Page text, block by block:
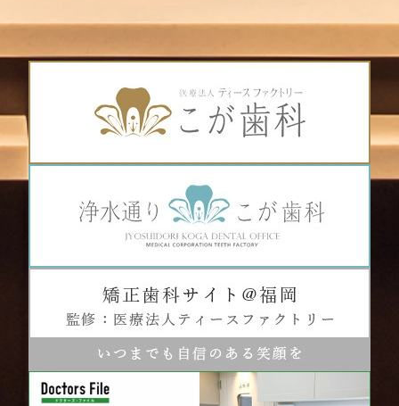
山形の形状のため、毛先が歯と歯の間に密着する
ので歯と歯の間の清掃に適しています。
・凸（ドーム）型
福岡市中央区天神5-7-7メディカルシティ天神6F
※天神北交差点そば
※「那の津口」「天神北ノース天神前」バス停近く
※天神地下街「東１a」出口より徒歩５分
TEL 092-781-7117
ネット予約もできます。